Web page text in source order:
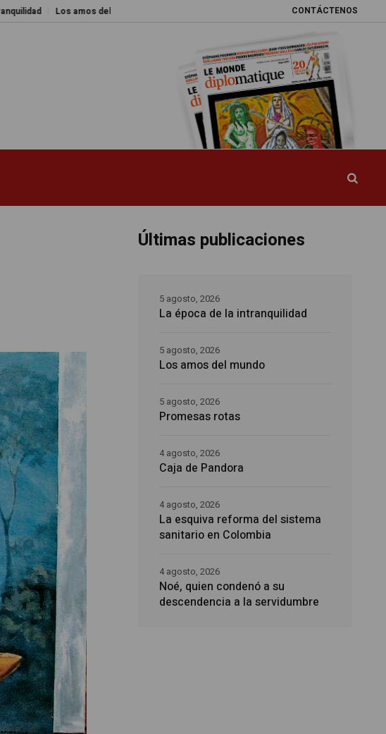
CONTÁCTENOS
Los amos del mundo La esquiva reforma del
Últimas publicaciones
La época de la intranquilidad
5 agosto, 2026
Los amos del mundo
5 agosto, 2026
Promesas rotas
5 agosto, 2026
Caja de Pandora
4 agosto, 2026
La esquiva reforma del sistema
sanitario en Colombia
4 agosto, 2026
Noé, quien condenó a su
descendencia a la servidumbre
4 agosto, 2026